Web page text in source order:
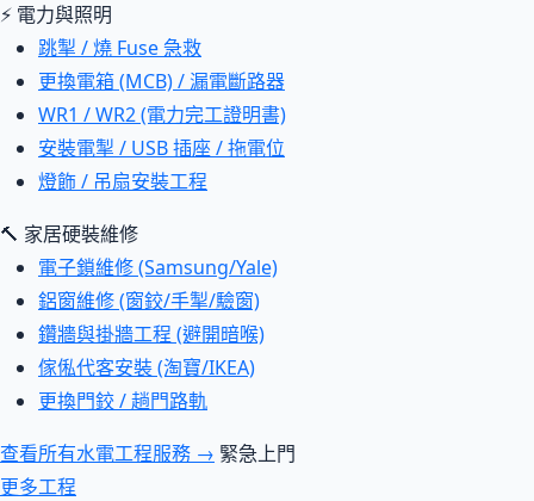
⚡ 電力與照明
跳掣 / 燒 Fuse 急救
更換電箱 (MCB) / 漏電斷路器
WR1 / WR2 (電力完工證明書)
安裝電掣 / USB 插座 / 拖電位
燈飾 / 吊扇安裝工程
🔨 家居硬裝維修
電子鎖維修 (Samsung/Yale)
鋁窗維修 (窗鉸/手掣/驗窗)
鑽牆與掛牆工程 (避開暗喉)
傢俬代客安裝 (淘寶/IKEA)
更換門鉸 / 趟門路軌
查看所有水電工程服務 → 緊急上門
更多工程